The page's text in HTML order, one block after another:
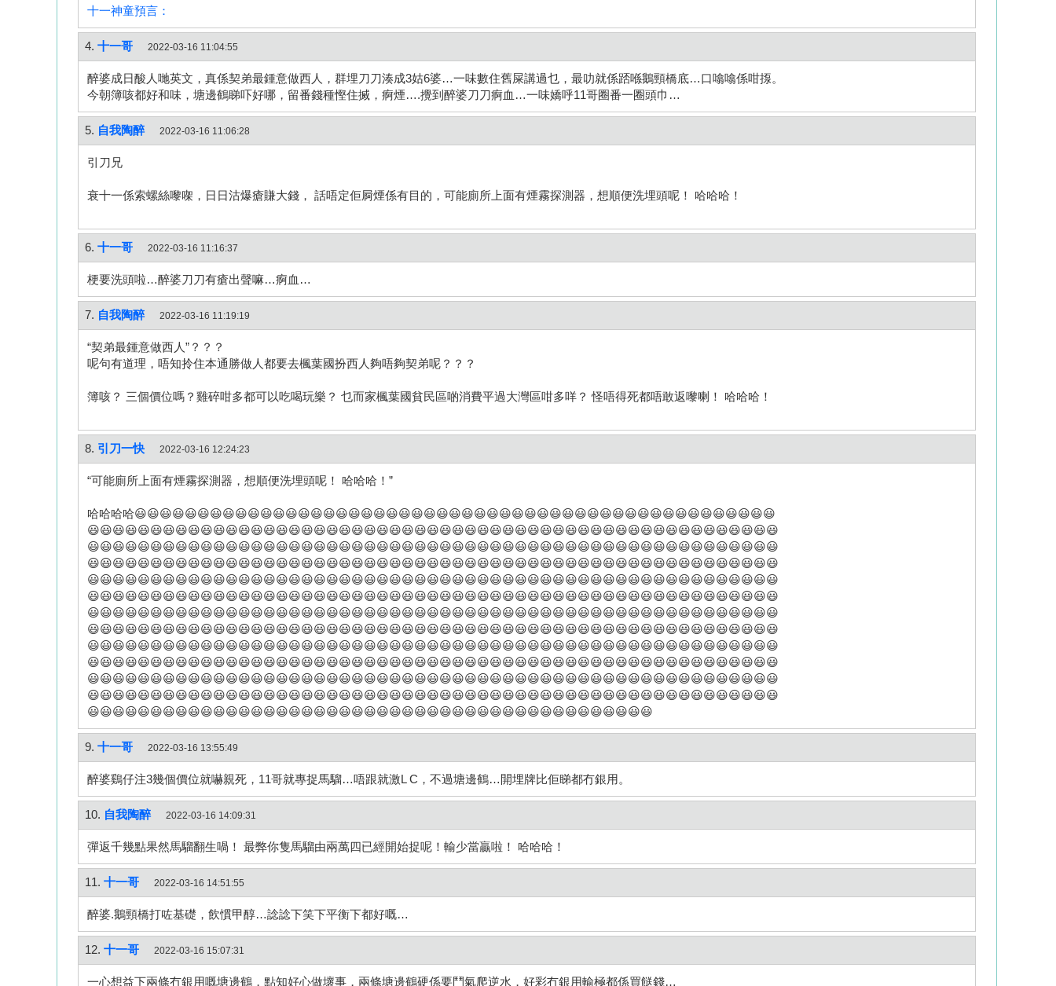
十一神童預言：
4. 十一哥 2022-03-16 11:04:55
醉婆成日酸人哋英文，真係契弟最鍾意做西人，群埋刀刀湊成3姑6婆…一味數住舊屎講過乜，最叻就係踎喺鵝頸橋底…口噏噏係咁揼。
今朝簿咳都好和味，塘邊鶴睇吓好哪，留番錢種慳住搣，痾煙….攪到醉婆刀刀痾血…一味嬌呼11哥圈番一圈頭巾…
5. 自我陶醉 2022-03-16 11:06:28
引刀兄
衰十一係索螺絲嚟㗎，日日沽爆瘡賺大錢， 話唔定佢屙煙係有目的，可能廁所上面有煙霧探測器，想順便洗埋頭呢！ 哈哈哈！
6. 十一哥 2022-03-16 11:16:37
梗要洗頭啦…醉婆刀刀有瘡出聲嘛…痾血…
7. 自我陶醉 2022-03-16 11:19:19
“契弟最鍾意做西人”？？？
呢句有道理，唔知拎住本通勝做人都要去楓葉國扮西人夠唔夠契弟呢？？？
簿咳？ 三個價位嗎？雞碎咁多都可以吃喝玩樂？ 乜而家楓葉國貧民區啲消費平過大灣區咁多咩？ 怪唔得死都唔敢返嚟喇！ 哈哈哈！
8. 引刀一快 2022-03-16 12:24:23
“可能廁所上面有煙霧探測器，想順便洗埋頭呢！ 哈哈哈！”
哈哈哈哈😃😃😃😃😃😃😃😃😃😃😃😃😃😃😃😃😃😃😃😃😃😃😃😃😃😃😃😃😃😃😃😃😃😃😃😃😃😃😃😃😃😃😃😃😃😃😃😃😃😃😃
😃😃😃😃😃😃😃😃😃😃😃😃😃😃😃😃😃😃😃😃😃😃😃😃😃😃😃😃😃😃😃😃😃😃😃😃😃😃😃😃😃😃😃😃😃😃😃😃😃😃😃😃😃😃😃
😃😃😃😃😃😃😃😃😃😃😃😃😃😃😃😃😃😃😃😃😃😃😃😃😃😃😃😃😃😃😃😃😃😃😃😃😃😃😃😃😃😃😃😃😃😃😃😃😃😃😃😃😃😃😃
😃😃😃😃😃😃😃😃😃😃😃😃😃😃😃😃😃😃😃😃😃😃😃😃😃😃😃😃😃😃😃😃😃😃😃😃😃😃😃😃😃😃😃😃😃😃😃😃😃😃😃😃😃😃😃
😃😃😃😃😃😃😃😃😃😃😃😃😃😃😃😃😃😃😃😃😃😃😃😃😃😃😃😃😃😃😃😃😃😃😃😃😃😃😃😃😃😃😃😃😃😃😃😃😃😃😃😃😃😃😃
😃😃😃😃😃😃😃😃😃😃😃😃😃😃😃😃😃😃😃😃😃😃😃😃😃😃😃😃😃😃😃😃😃😃😃😃😃😃😃😃😃😃😃😃😃😃😃😃😃😃😃😃😃😃😃
😃😃😃😃😃😃😃😃😃😃😃😃😃😃😃😃😃😃😃😃😃😃😃😃😃😃😃😃😃😃😃😃😃😃😃😃😃😃😃😃😃😃😃😃😃😃😃😃😃😃😃😃😃😃😃
😃😃😃😃😃😃😃😃😃😃😃😃😃😃😃😃😃😃😃😃😃😃😃😃😃😃😃😃😃😃😃😃😃😃😃😃😃😃😃😃😃😃😃😃😃😃😃😃😃😃😃😃😃😃😃
😃😃😃😃😃😃😃😃😃😃😃😃😃😃😃😃😃😃😃😃😃😃😃😃😃😃😃😃😃😃😃😃😃😃😃😃😃😃😃😃😃😃😃😃😃😃😃😃😃😃😃😃😃😃😃
😃😃😃😃😃😃😃😃😃😃😃😃😃😃😃😃😃😃😃😃😃😃😃😃😃😃😃😃😃😃😃😃😃😃😃😃😃😃😃😃😃😃😃😃😃😃😃😃😃😃😃😃😃😃😃
😃😃😃😃😃😃😃😃😃😃😃😃😃😃😃😃😃😃😃😃😃😃😃😃😃😃😃😃😃😃😃😃😃😃😃😃😃😃😃😃😃😃😃😃😃😃😃😃😃😃😃😃😃😃😃
😃😃😃😃😃😃😃😃😃😃😃😃😃😃😃😃😃😃😃😃😃😃😃😃😃😃😃😃😃😃😃😃😃😃😃😃😃😃😃😃😃😃😃😃😃😃😃😃😃😃😃😃😃😃😃
😃😃😃😃😃😃😃😃😃😃😃😃😃😃😃😃😃😃😃😃😃😃😃😃😃😃😃😃😃😃😃😃😃😃😃😃😃😃😃😃😃😃😃😃😃
9. 十一哥 2022-03-16 13:55:49
醉婆鷄仔注3幾個價位就嚇親死，11哥就專捉馬騮…唔跟就激L C，不過塘邊鶴…開埋牌比佢睇都冇銀用。
10. 自我陶醉 2022-03-16 14:09:31
彈返千幾點果然馬騮翻生喎！ 最弊你隻馬騮由兩萬四已經開始捉呢！輸少當贏啦！ 哈哈哈！
11. 十一哥 2022-03-16 14:51:55
醉婆.鵝頸橋打咗基礎，飲慣甲醇…諗諗下笑下平衡下都好嘅…
12. 十一哥 2022-03-16 15:07:31
一心想益下兩條冇銀用嘅塘邊鶴，點知好心做壞事，兩條塘邊鶴硬係要鬥氣爬逆水，好彩冇銀用輸極都係買餸錢…